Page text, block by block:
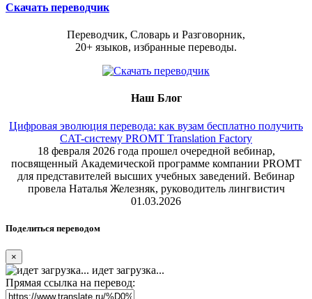
Скачать переводчик
Переводчик, Словарь и Разговорник,
20+ языков, избранные переводы.
Наш Блог
Цифровая эволюция перевода: как вузам бесплатно получить
CAT-систему PROMT Translation Factory
18 февраля 2026 года прошел очередной вебинар,
посвященный Академической программе компании PROMT
для представителей высших учебных заведений. Вебинар
провела Наталья Железняк, руководитель лингвистич
01.03.2026
Поделиться переводом
×
идет загрузка...
Прямая ссылка на перевод: